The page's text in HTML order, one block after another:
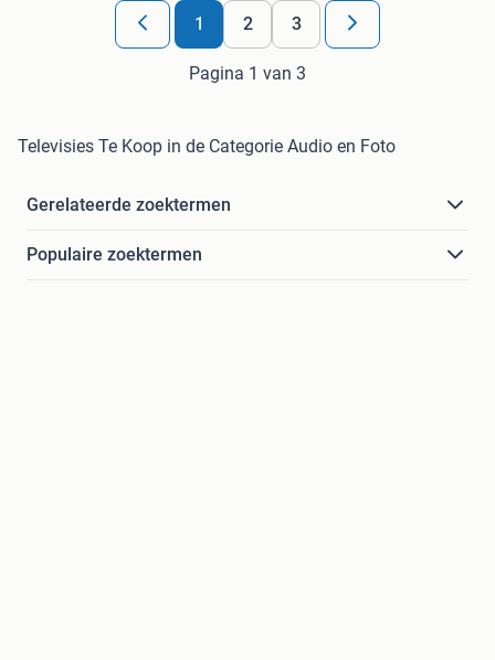
1 2 3
Pagina 1 van 3
Televisies Te Koop in de Categorie Audio en Foto
Gerelateerde zoektermen
Populaire zoektermen